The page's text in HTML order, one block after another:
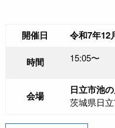
開催日 令和7年12
時間 15:05〜
会場 日立市池
茨城県日